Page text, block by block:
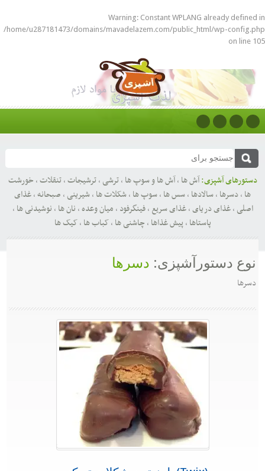
Warning: Constant WPLANG already defined in
/home/u287181473/domains/mavadelazem.com/public_html/wp-config.php
on line 105
دستورهای آشپزی:آش ها ,آش ها و سوپ ها ,ترشی ,ترشیجات,تنقلات, خورشت
ها ,دسرها ,سالادها ,سس ها ,سوپ ها ,شکلات ها ,شیرینی , صبحانه,غذای
اصلی ,غذای دریای,غذای سریع ,فینگرفود , میان وعده, نان ها , نوشیدنی ها ,
پاستاها ,پیش غذاها , چاشنی ها ,کباب ها ,کیک ها
نوع دستورآشپزی: دسرها
دسرها